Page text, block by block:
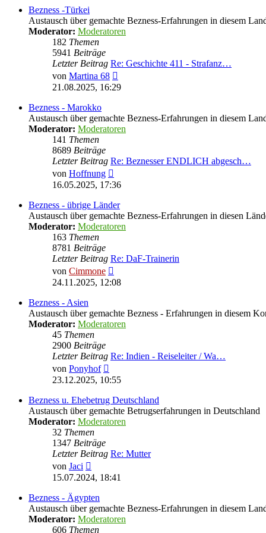
Bezness -Türkei
Austausch über gemachte Bezness-Erfahrungen in diesem
Moderator: Moderatoren
182 Themen
5941 Beiträge
Letzter Beitrag Re: Geschichte 411 - Strafanz…
von Martina 68
Beitrag
21.08.2025, 16:29
Bezness - Marokko
Austausch über gemachte Bezness-Erfahrungen in diesem
Moderator: Moderatoren
141 Themen
8689 Beiträge
Letzter Beitrag Re: Beznesser ENDLICH abgesch…
von Hoffnung
Beitrag
16.05.2025, 17:36
Bezness - übrige Länder
Austausch über gemachte Bezness-Erfahrungen in diesen
Moderator: Moderatoren
163 Themen
8781 Beiträge
Letzter Beitrag Re: DaF-Trainerin
von Cimmone
Beitrag
24.11.2025, 12:08
Bezness - Asien
Austausch über gemachte Bezness - Erfahrungen in diesem
Moderator: Moderatoren
45 Themen
2900 Beiträge
Letzter Beitrag Re: Indien - Reiseleiter / Wa…
von Ponyhof
Beitrag
23.12.2025, 10:55
Bezness u. Ehebetrug Deutschland
Austausch über gemachte Betrugserfahrungen in Deutschland
Moderator: Moderatoren
32 Themen
1347 Beiträge
Letzter Beitrag Re: Mutter
von Jaci
Beitrag
15.07.2024, 18:41
Bezness - Ägypten
Austausch über gemachte Bezness-Erfahrungen in diesem
Moderator: Moderatoren
606 Themen